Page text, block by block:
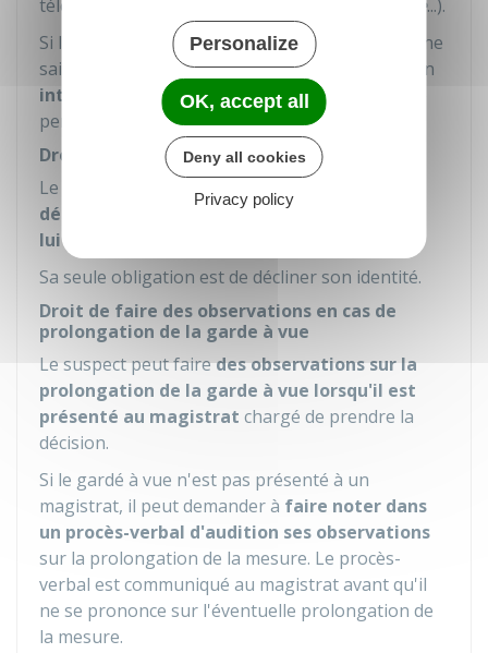
télécommunication (téléphone, visioconférence...).
Si la personne est atteinte de surdité et qu'elle ne
sait ni lire, ni écrire, elle doit être assistée par un
interprète en langue des signes ou par toute
personne qualifiée.
Droit de garder le silence
Le gardé à vue a le droit de
faire des
déclarations, de répondre aux questions qui
lui sont posées ou de se taire
Sa seule obligation est de décliner son identité.
Droit de faire des observations en cas de
prolongation de la garde à vue
Le suspect peut fairedes observations sur la
prolongation de la garde à vue lorsqu'il est
présenté au magistrat chargé de prendre la
décision.
Si le gardé à vue n'est pas présenté à un
magistrat, il peut demander à faire noter dans
un procès-verbal d'audition ses observations
sur la prolongation de la mesure. Le procès-
verbal est communiqué au magistrat avant qu'il
ne se prononce sur l'éventuelle prolongation de
la mesure.
Personalize
OK, accept all
Deny all cookies
Privacy policy